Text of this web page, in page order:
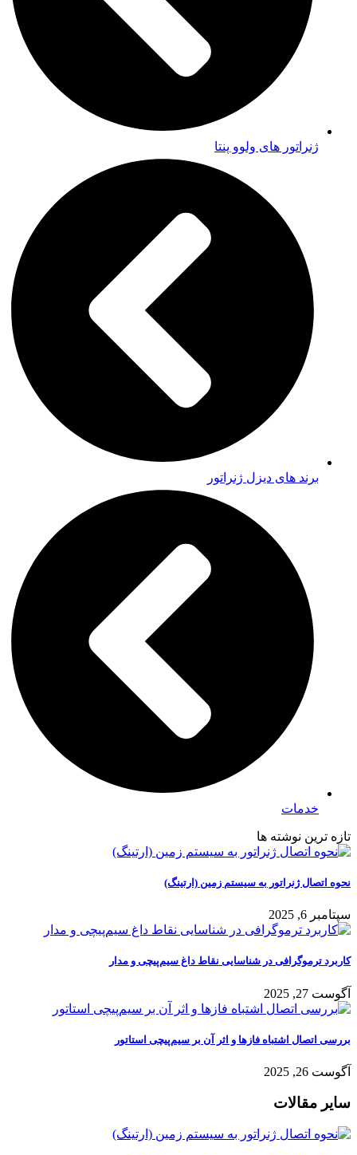
ژنراتور های ولوو پنتا
برند های دیزل ژنراتور
خدمات
تازه ترین نوشته ها
نحوه اتصال ژنراتور به سیستم زمین (ارتینگ)
سپتامبر 6, 2025
کاربرد ترموگرافی در شناسایی نقاط داغ سیم‌پیچی و مدار
آگوست 27, 2025
بررسی اتصال اشتباه فازها و اثر آن بر سیم‌پیچی استاتور
آگوست 26, 2025
سایر مقالات